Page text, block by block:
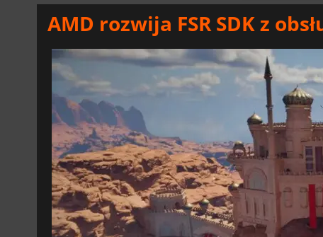
AMD rozwija FSR SDK z